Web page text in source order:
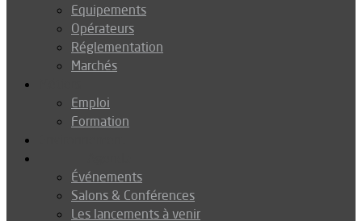
Equipements
Opérateurs
Réglementation
Marchés
Emploi
Formation
Événements
Salons & Conférences
Les lancements à venir